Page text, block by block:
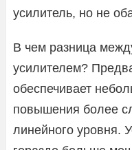
усилитель, но не
В чем разница
усилителем?
обеспечивает
повышения более
линейного уровня.